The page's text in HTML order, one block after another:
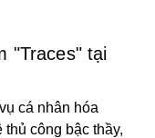
"Traces" tại
cá nhân hóa
công bậc thầy,